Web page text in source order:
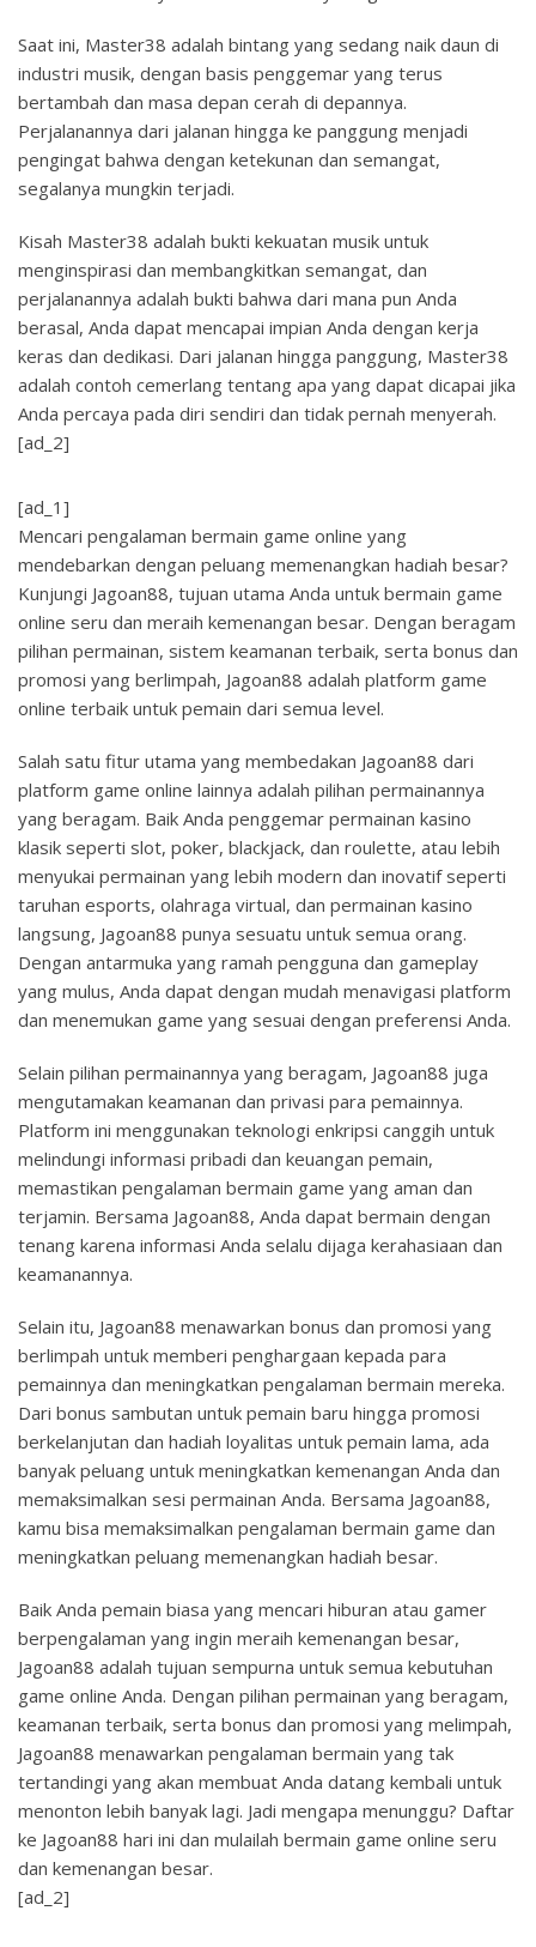
Saat ini, Master38 adalah bintang yang sedang naik daun di
industri musik, dengan basis penggemar yang terus
bertambah dan masa depan cerah di depannya.
Perjalanannya dari jalanan hingga ke panggung menjadi
pengingat bahwa dengan ketekunan dan semangat,
segalanya mungkin terjadi.
Kisah Master38 adalah bukti kekuatan musik untuk
menginspirasi dan membangkitkan semangat, dan
perjalanannya adalah bukti bahwa dari mana pun Anda
berasal, Anda dapat mencapai impian Anda dengan kerja
keras dan dedikasi. Dari jalanan hingga panggung, Master38
adalah contoh cemerlang tentang apa yang dapat dicapai jika
Anda percaya pada diri sendiri dan tidak pernah menyerah.
[ad_2]
[ad_1]
Mencari pengalaman bermain game online yang
mendebarkan dengan peluang memenangkan hadiah besar?
Kunjungi Jagoan88, tujuan utama Anda untuk bermain game
online seru dan meraih kemenangan besar. Dengan beragam
pilihan permainan, sistem keamanan terbaik, serta bonus dan
promosi yang berlimpah, Jagoan88 adalah platform game
online terbaik untuk pemain dari semua level.
Salah satu fitur utama yang membedakan Jagoan88 dari
platform game online lainnya adalah pilihan permainannya
yang beragam. Baik Anda penggemar permainan kasino
klasik seperti slot, poker, blackjack, dan roulette, atau lebih
menyukai permainan yang lebih modern dan inovatif seperti
taruhan esports, olahraga virtual, dan permainan kasino
langsung, Jagoan88 punya sesuatu untuk semua orang.
Dengan antarmuka yang ramah pengguna dan gameplay
yang mulus, Anda dapat dengan mudah menavigasi platform
dan menemukan game yang sesuai dengan preferensi Anda.
Selain pilihan permainannya yang beragam, Jagoan88 juga
mengutamakan keamanan dan privasi para pemainnya.
Platform ini menggunakan teknologi enkripsi canggih untuk
melindungi informasi pribadi dan keuangan pemain,
memastikan pengalaman bermain game yang aman dan
terjamin. Bersama Jagoan88, Anda dapat bermain dengan
tenang karena informasi Anda selalu dijaga kerahasiaan dan
keamanannya.
Selain itu, Jagoan88 menawarkan bonus dan promosi yang
berlimpah untuk memberi penghargaan kepada para
pemainnya dan meningkatkan pengalaman bermain mereka.
Dari bonus sambutan untuk pemain baru hingga promosi
berkelanjutan dan hadiah loyalitas untuk pemain lama, ada
banyak peluang untuk meningkatkan kemenangan Anda dan
memaksimalkan sesi permainan Anda. Bersama Jagoan88,
kamu bisa memaksimalkan pengalaman bermain game dan
meningkatkan peluang memenangkan hadiah besar.
Baik Anda pemain biasa yang mencari hiburan atau gamer
berpengalaman yang ingin meraih kemenangan besar,
Jagoan88 adalah tujuan sempurna untuk semua kebutuhan
game online Anda. Dengan pilihan permainan yang beragam,
keamanan terbaik, serta bonus dan promosi yang melimpah,
Jagoan88 menawarkan pengalaman bermain yang tak
tertandingi yang akan membuat Anda datang kembali untuk
menonton lebih banyak lagi. Jadi mengapa menunggu? Daftar
ke Jagoan88 hari ini dan mulailah bermain game online seru
dan kemenangan besar.
[ad_2]